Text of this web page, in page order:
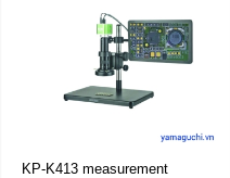
KP-K413 measurement